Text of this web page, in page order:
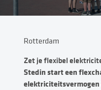
Rotterdam
Zet je flexibel
Stedin start een
elektriciteitsvermogen